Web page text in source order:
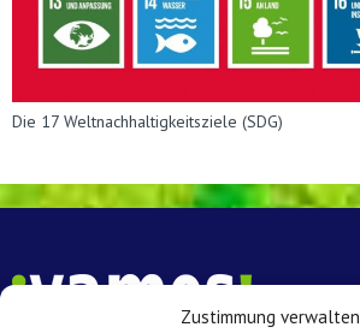
Zustimmung verwalten
Die 17 Weltnachhaltigkeitsziele (SDG)